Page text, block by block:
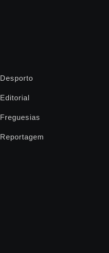
Desporto
Editorial
Freguesias
Reportagem